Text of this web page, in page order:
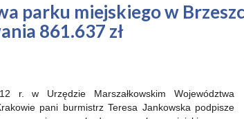
parku miejskiego w
861.637 zł
r. w Urzędzie Marszałkowskim Województwa
pani burmistrz Teresa Jankowska podpisze